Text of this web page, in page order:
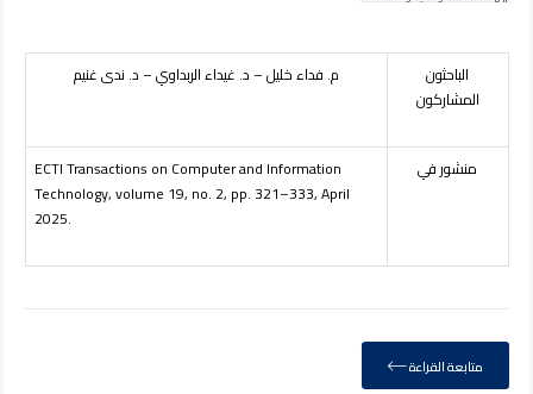
الباحثون
المشاركون
م. فداء خليل – د. غيداء الربداوي – د. ندى غنيم
منشور في
ECTI Transactions on Computer and Information
Technology, volume 19, no. 2, pp. 321–333, April
2025.
متابعة القراءة